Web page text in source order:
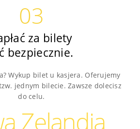
03
za bilety
bezpiecznie.
Wykup bilet u kasjera. Oferujemy
jednym bilecie. Zawsze dolecisz
do celu.
Zelandia